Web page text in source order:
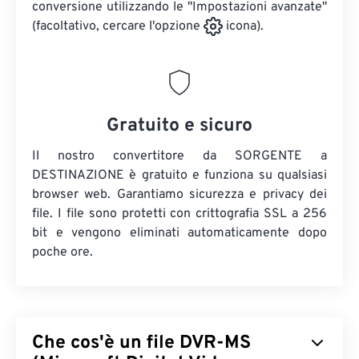
conversione utilizzando le "Impostazioni avanzate"
(facoltativo, cercare l'opzione
icona).
Gratuito e sicuro
Il nostro convertitore da SORGENTE a
DESTINAZIONE è gratuito e funziona su qualsiasi
browser web. Garantiamo sicurezza e privacy dei
file. I file sono protetti con crittografia SSL a 256
bit e vengono eliminati automaticamente dopo
poche ore.
Che cos'è un file DVR-MS